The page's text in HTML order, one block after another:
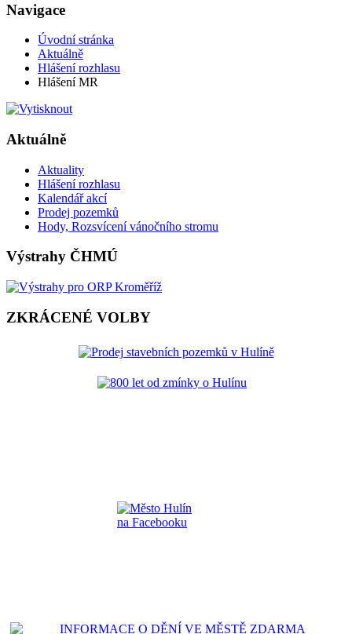
Navigace
Úvodní stránka
Aktuálně
Hlášení rozhlasu
Hlášení MR
Aktuálně
Aktuality
Hlášení rozhlasu
Kalendář akcí
Prodej pozemků
Hody, Rozsvícení vánočního stromu
Výstrahy ČHMÚ
ZKRÁCENÉ VOLBY